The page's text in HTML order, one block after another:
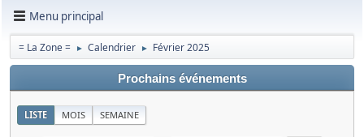
Menu principal
= La Zone = ► Calendrier ► Février 2025
Prochains événements
LISTE MOIS SEMAINE